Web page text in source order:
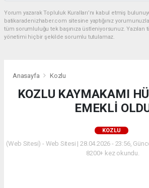
Yorum yazarak Topluluk Kuralları’nı kabul etmiş
batikaradenizhaber.com sitesine yaptığınız
tüm sorumluluğu tek başınıza üstleniyorsunuz. Yazılan
yönetimi hiçbir şekilde sorumlu tutulamaz.
Anasayfa Kozlu
KOZLU KAYMAKAMI
EMEKLİ
KOZLU
(Web Sitesi) - Web Sitesi | 28.04.2026 - 23:56,
8200+ kez okundu.